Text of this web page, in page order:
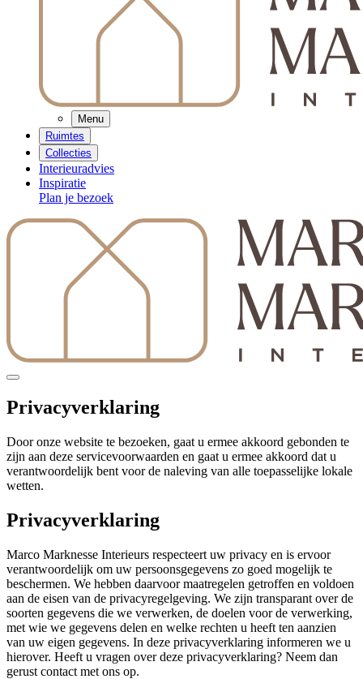
Menu
Ruimtes
Collecties
Interieuradvies
Inspiratie
Plan je bezoek
Privacyverklaring
Door onze website te bezoeken, gaat u ermee akkoord gebonden te
zijn aan deze servicevoorwaarden en gaat u ermee akkoord dat u
verantwoordelijk bent voor de naleving van alle toepasselijke lokale
wetten.
Privacyverklaring
Marco Marknesse Interieurs respecteert uw privacy en is ervoor
verantwoordelijk om uw persoonsgegevens zo goed mogelijk te
beschermen. We hebben daarvoor maatregelen getroffen en voldoen
aan de eisen van de privacyregelgeving. We zijn transparant over de
soorten gegevens die we verwerken, de doelen voor de verwerking,
met wie we gegevens delen en welke rechten u heeft ten aanzien
van uw eigen gegevens. In deze privacyverklaring informeren we u
hierover. Heeft u vragen over deze privacyverklaring? Neem dan
gerust contact met ons op.